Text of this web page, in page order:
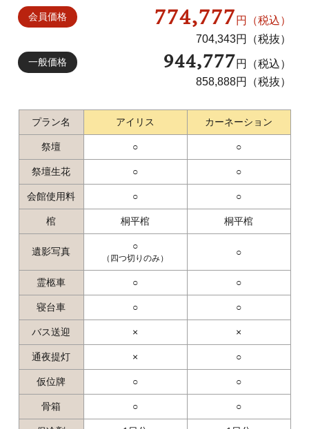
会員価格 774,777 円（税込）
704,343円（税抜）
一般価格 944,777円（税込）
858,888円（税抜）
プラン名 アイリス カーネーション
祭壇 ○ ○
祭壇生花 ○ ○
会館使用料 ○ ○
棺 桐平棺 桐平棺
遺影写真 ○
（四つ切りのみ）
○
霊柩車 ○ ○
寝台車 ○ ○
バス送迎 × ×
通夜提灯 × ○
仮位牌 ○ ○
骨箱 ○ ○